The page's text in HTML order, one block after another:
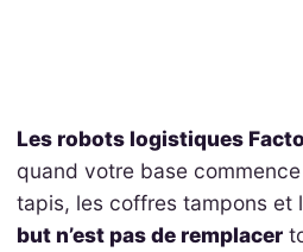
Les robots logistiques
quand votre base
tapis, les coffres tampons et
but n’est pas de remplacer